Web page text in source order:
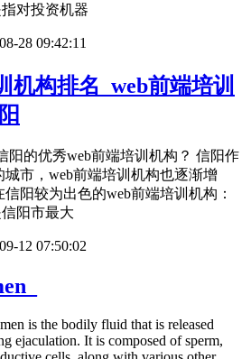
对投资机器
28 09:42:11
机构排名_web前端培训
阳的优秀web前端培训机构？ 信阳作
市，web前端培训机构也逐渐增
阳较为出色的web前端培训机构：
阳市最大
12 07:50:02
is the bodily fluid that is released
ejaculation. It is composed of sperm,